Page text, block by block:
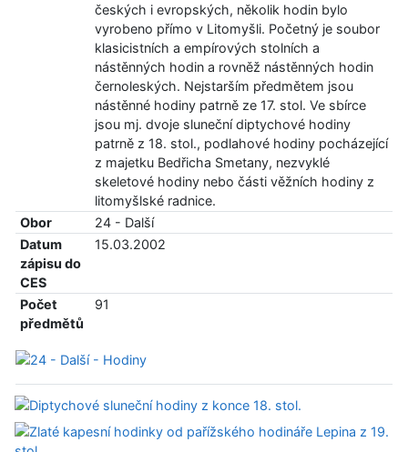
českých i evropských, několik hodin bylo
vyrobeno přímo v Litomyšli. Početný je soubor
klasicistních a empírových stolních a
nástěnných hodin a rovněž nástěnných hodin
černoleských. Nejstarším předmětem jsou
nástěnné hodiny patrně ze 17. stol. Ve sbírce
jsou mj. dvoje sluneční diptychové hodiny
patrně z 18. stol., podlahové hodiny pocházející
z majetku Bedřicha Smetany, nezvyklé
skeletové hodiny nebo části věžních hodiny z
litomyšlské radnice.
Obor
24 - Další
Datum
zápisu do
CES
15.03.2002
Počet
předmětů
91